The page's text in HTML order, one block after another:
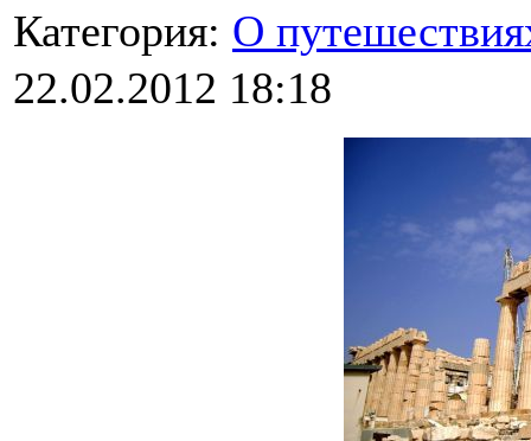
Категория: О
22.02.2012 18:18